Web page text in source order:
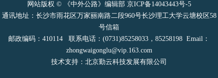
网站版权 © 《中外公路》编辑部 京ICP备14043443号-5
通讯地址：长沙市雨花区万家丽南路二段960号长沙理工大学云塘校区58
号信箱
邮政编码：410114 联系电话：(0731)85258033，85258198 Email：
zhongwaigonglu@vip.163.com
技术支持：北京勤云科技发展有限公司